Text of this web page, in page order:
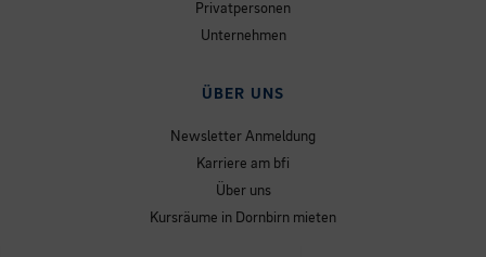
Privatpersonen
Unternehmen
ÜBER UNS
Newsletter Anmeldung
Karriere am bfi
Über uns
Kursräume in Dornbirn mieten